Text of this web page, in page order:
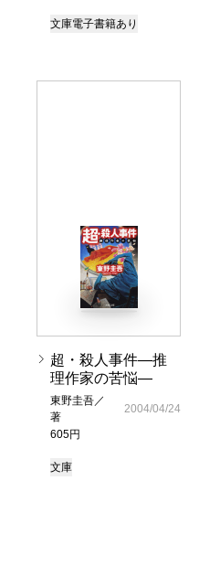
文庫電子書籍あり
超・殺人事件―推
理作家の苦悩―
東野圭吾／
著
605円
2004/04/24
文庫